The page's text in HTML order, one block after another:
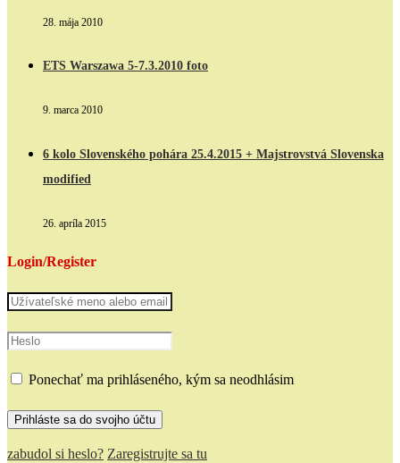
28. mája 2010
ETS Warszawa 5-7.3.2010 foto
9. marca 2010
6 kolo Slovenského pohára 25.4.2015 + Majstrovstvá Slovenska
modified
26. apríla 2015
Login/Register
Ponechať ma prihláseného, kým sa neodhlásim
zabudol si heslo? Zaregistrujte sa tu